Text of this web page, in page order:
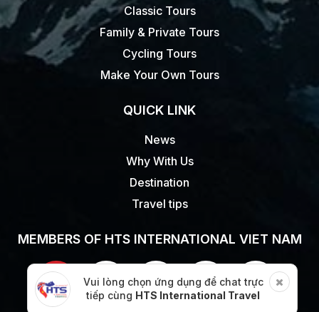
Vui lòng chọn ứng dụng để chat trực
tiếp cùng HTS International Travel
Classic Tours
Family & Private Tours
Cycling Tours
Make Your Own Tours
QUICK LINK
News
Why With Us
Destination
Travel tips
MEMBERS OF HTS INTERNATIONAL VIET NAM